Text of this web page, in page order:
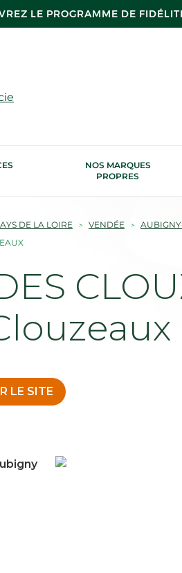
LE PROGRAMME DE
NOS MARQUES
PROPRES
DE LA LOIRE VENDÉE
LE SITE